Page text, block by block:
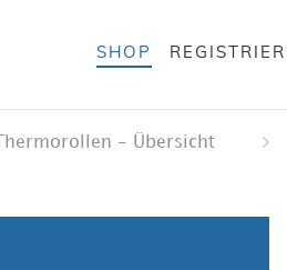
SHOP
Thermorollen - Übersicht